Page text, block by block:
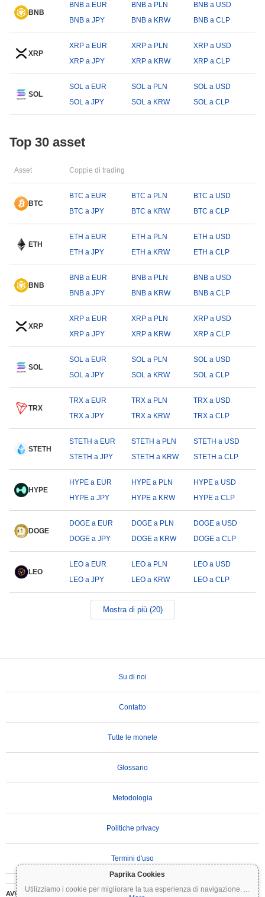
Paprika Cookies
Utilizziamo i cookie per migliorare la tua esperienza di navigazione. ...
BNB
BNB a EUR BNB a PLN
BNB a USD
BNB a JPY
BNB a KRW BNB a CLP
XRP
XRP a EUR XRP a PLN
XRP a USD
XRP a JPY
XRP a KRW XRP a CLP
SOL
SOL a EUR SOL a PLN
SOL a USD
SOL a JPY
SOL a KRW SOL a CLP
Top 30 asset
Asset Coppie di trading
BTC
BTC a EUR BTC a PLN
BTC a USD
BTC a JPY
BTC a KRW BTC a CLP
ETH
ETH a EUR ETH a PLN
ETH a USD
ETH a JPY
ETH a KRW ETH a CLP
BNB
BNB a EUR BNB a PLN
BNB a USD
BNB a JPY
BNB a KRW BNB a CLP
XRP
XRP a EUR XRP a PLN
XRP a USD
XRP a JPY
XRP a KRW XRP a CLP
SOL
SOL a EUR SOL a PLN
SOL a USD
SOL a JPY
SOL a KRW SOL a CLP
TRX
TRX a EUR TRX a PLN
TRX a USD
TRX a JPY
TRX a KRW TRX a CLP
STETH
STETH a EUR STETH a PLN
STETH a USD
STETH a JPY
STETH a KRW STETH a CLP
HYPE
HYPE a EUR HYPE a PLN
HYPE a USD
HYPE a JPY
HYPE a KRW HYPE a CLP
DOGE
DOGE a EUR DOGE a PLN
DOGE a USD
DOGE a JPY
DOGE a KRW DOGE a CLP
LEO
LEO a EUR LEO a PLN
LEO a USD
LEO a JPY
LEO a KRW LEO a CLP
Mostra di più (20)
Su di noi
Contatto
Tutte le monete
Glossario
Metodologia
Politiche privacy
Termini d'uso
AVVERTENZA IMPORTANTE:Le criptovalute sono altamente volatili e comportano